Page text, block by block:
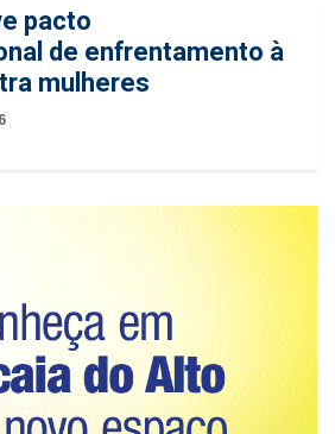
pacto
de enfrentamento à
mulheres